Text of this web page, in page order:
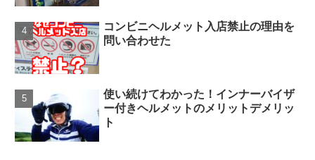
コンビニヘルメット入店禁止の理由を
問い合わせた
使い続けてわかった！インナーバイザ
ー付きヘルメットのメリットデメリッ
ト